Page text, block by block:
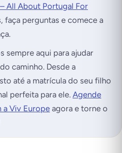
All About Portugal For
faça perguntas e comece a
sempre aqui para ajudar
caminho. Desde a
até a matrícula do seu filho
perfeita para ele. Agende
a Viv Europe agora e torne o